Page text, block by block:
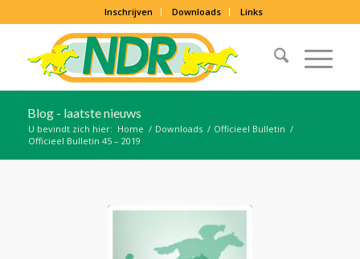
Inschrijven Downloads Links
Blog - laatste nieuws
U bevindt zich hier: Home / Downloads / Officieel Bulletin /
Officieel Bulletin 45 – 2019